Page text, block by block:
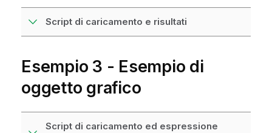
Script di caricamento e risultati
Esempio 3 - Esempio di
oggetto grafico
Script di caricamento ed espressione